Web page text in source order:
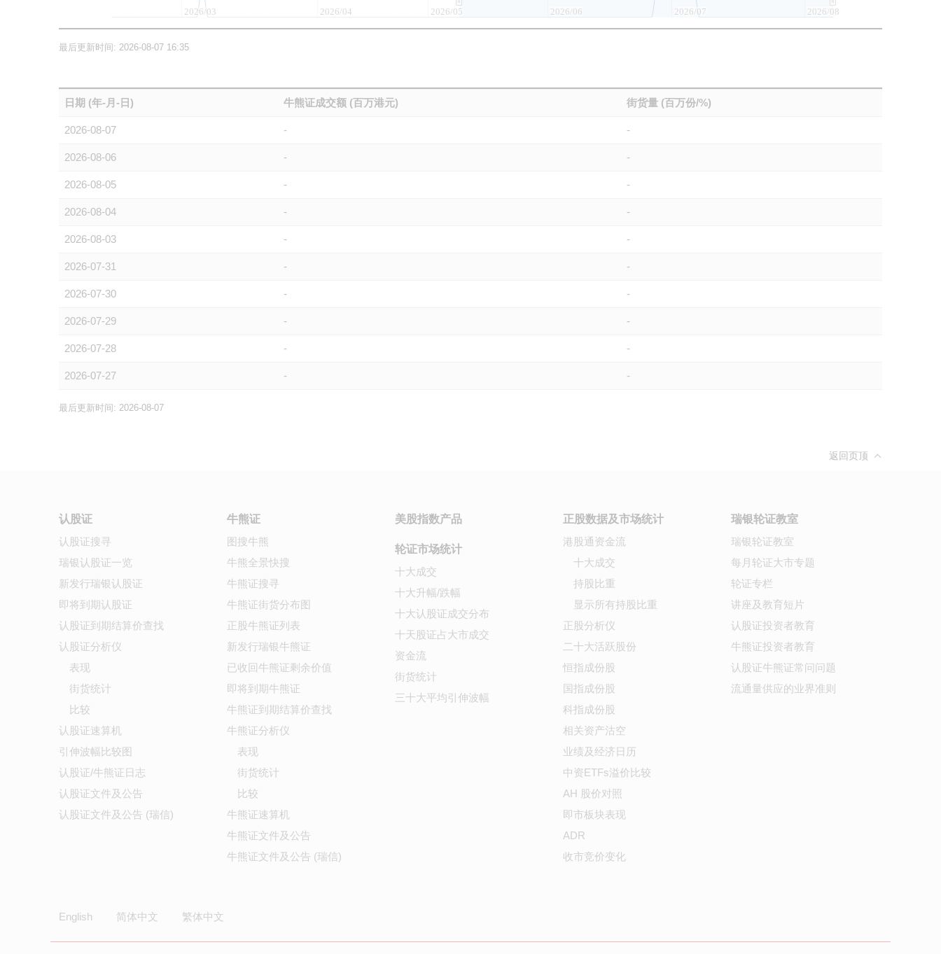
2026/03 2026/04 2026/05 2026/06 2026/07 2026/08
最后更新时间: 2026-08-07 16:35
日期 (年-月-日) 牛熊证成交额 (百万港元) 街货量 (百万份/%)
2026-08-07 - -
2026-08-06 - -
2026-08-05 - -
2026-08-04 - -
2026-08-03 - -
2026-07-31 - -
2026-07-30 - -
2026-07-29 - -
2026-07-28 - -
2026-07-27 - -
最后更新时间: 2026-08-07
返回页顶
认股证
认股证搜寻
瑞银认股证一览
新发行瑞银认股证
即将到期认股证
认股证到期结算价查找
认股证分析仪
表现
街货统计
比较
认股证速算机
引伸波幅比较图
认股证/牛熊证日志
认股证文件及公告
认股证文件及公告 (瑞信)
牛熊证
图搜牛熊
牛熊全景快搜
牛熊证搜寻
牛熊证街货分布图
正股牛熊证列表
新发行瑞银牛熊证
已收回牛熊证剩余价值
即将到期牛熊证
牛熊证到期结算价查找
牛熊证分析仪
表现
街货统计
比较
牛熊证速算机
牛熊证文件及公告
牛熊证文件及公告 (瑞信)
美股指数产品
轮证市场统计
十大成交
十大升幅/跌幅
十大认股证成交分布
十天股证占大市成交
资金流
街货统计
三十大平均引伸波幅
正股数据及市场统计
港股通资金流
十大成交
持股比重
显示所有持股比重
正股分析仪
二十大活跃股份
恒指成份股
国指成份股
科指成份股
相关资产沽空
业绩及经济日历
中资ETFs溢价比较
AH 股价对照
即市板块表现
ADR
收市竞价变化
瑞银轮证教室
瑞银轮证教室
每月轮证大市专题
轮证专栏
讲座及教育短片
认股证投资者教育
牛熊证投资者教育
认股证牛熊证常问问题
流通量供应的业界准则
English 简体中文 繁体中文